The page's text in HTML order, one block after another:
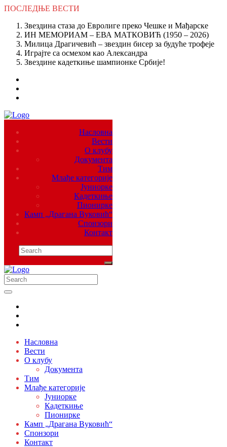
ПОСЛЕДЊЕ ВЕСТИ
Звездина стаза до Евролиге преко Чешке и Мађарске
ИН МЕМОРИАМ – ЕВА МАТКОВИЋ (1950 – 2026)
Милица Драгичевић – звездин бисер за будуће трофеје
Играјте са осмехом као Александра
Звездине кадеткиње шампионке Србије!
Насловна
Вести
О клубу
Документа
Тим
Млађе категорије
Јуниорке
Кадеткиње
Пионирке
Камп „Драгана Вуковић“
Спонзори
Контакт
Насловна
Вести
О клубу
Документа
Тим
Млађе категорије
Јуниорке
Кадеткиње
Пионирке
Камп „Драгана Вуковић“
Спонзори
Контакт